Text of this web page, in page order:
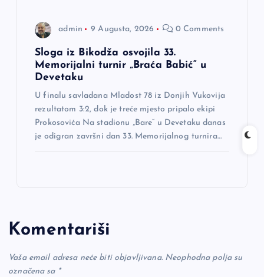
admin 9 Augusta, 2026 0 Comments
Sloga iz Bikodža osvojila 33.
Memorijalni turnir „Braća Babić“ u
Devetaku
U finalu savladana Mladost 78 iz Donjih Vukovija
rezultatom 3:2, dok je treće mjesto pripalo ekipi
Prokosovića Na stadionu „Bare“ u Devetaku danas
je odigran završni dan 33. Memorijalnog turnira…
Komentariši
Vaša email adresa neće biti objavljivana. Neophodna polja su
označena sa *